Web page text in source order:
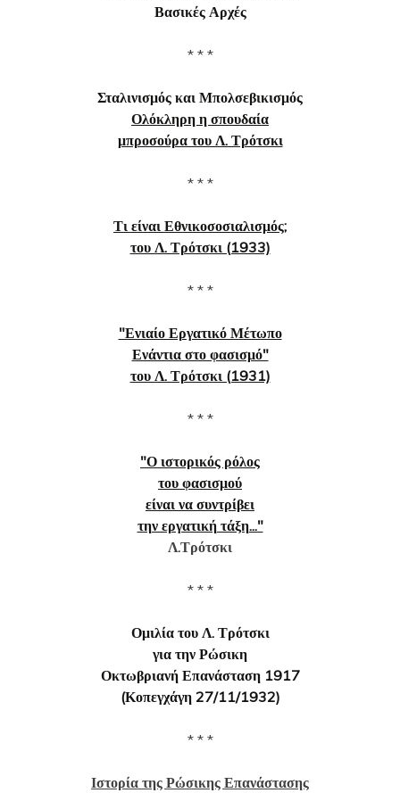
Βασικές Αρχές
* * *
Σταλινισμός και Μπολσεβικισμός
Ολόκληρη η σπουδαία
μπροσούρα του Λ. Τρότσκι
* * *
Τι είναι Εθνικοσοσιαλισμός;
του Λ. Τρότσκι (1933)
* * *
"Ενιαίο Εργατικό Μέτωπο
Ενάντια στο φασισμό"
του Λ. Τρότσκι (1931)
* * *
"Ο ιστορικός ρόλος
του φασισμού
είναι να συντρίβει
την εργατική τάξη..."
Λ.Τρότσκι
* * *
Ομιλία του Λ. Τρότσκι
για την Ρώσικη
Οκτωβριανή Επανάσταση 1917
(Κοπεγχάγη 27/11/1932)
* * *
Ιστορία της Ρώσικης Επανάστασης